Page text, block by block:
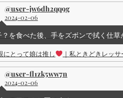
@user-jw6dh2qq9g
2024-02-06
？を食べた後、手をズボンで拭く仕草
にとって娘は推し ｜私ときどきレッ
@user-fl1zk5ww7n
2024-02-06